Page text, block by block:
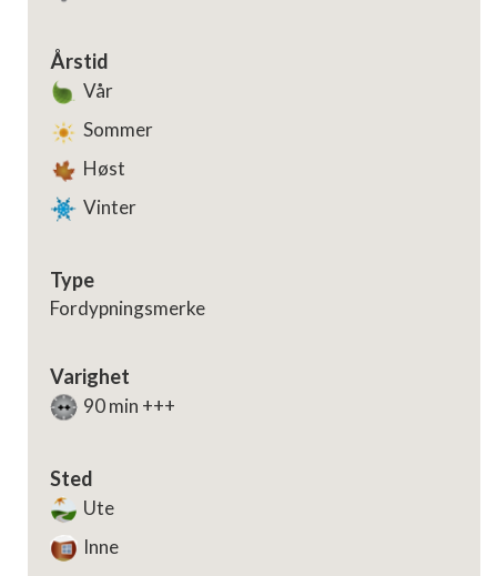
Årstid
Vår
Sommer
Høst
Vinter
Type
Fordypningsmerke
Varighet
90 min +++
Sted
Ute
Inne